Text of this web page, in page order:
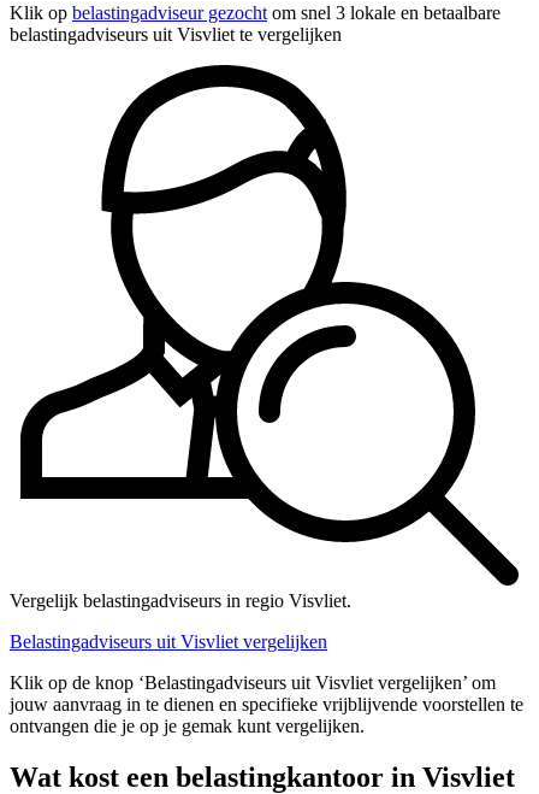
Klik op belastingadviseur gezocht om snel 3 lokale en betaalbare
belastingadviseurs uit Visvliet te vergelijken
Vergelijk belastingadviseurs in regio Visvliet.
Belastingadviseurs uit Visvliet vergelijken
Klik op de knop ‘Belastingadviseurs uit Visvliet vergelijken’ om
jouw aanvraag in te dienen en specifieke vrijblijvende voorstellen te
ontvangen die je op je gemak kunt vergelijken.
Wat kost een belastingkantoor in Visvliet